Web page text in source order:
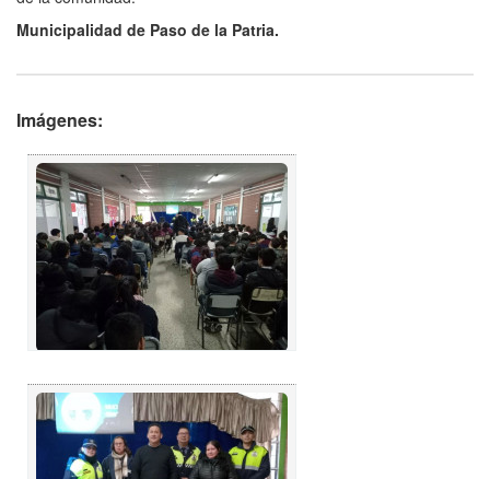
Municipalidad de Paso de la Patria.
Imágenes: